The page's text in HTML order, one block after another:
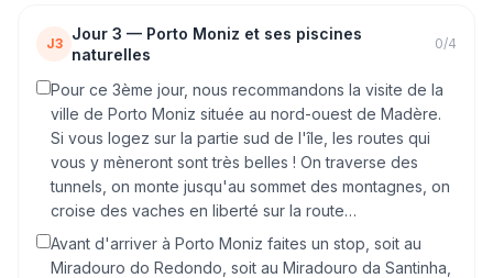
J3
Jour 3 — Porto Moniz et ses piscines
naturelles
0/4
Pour ce 3ème jour, nous recommandons la visite de la
ville de Porto Moniz située au nord-ouest de Madère.
Si vous logez sur la partie sud de l'île, les routes qui
vous y mèneront sont très belles ! On traverse des
tunnels, on monte jusqu'au sommet des montagnes, on
croise des vaches en liberté sur la route…
Avant d'arriver à Porto Moniz faites un stop, soit au
Miradouro do Redondo, soit au Miradouro da Santinha,